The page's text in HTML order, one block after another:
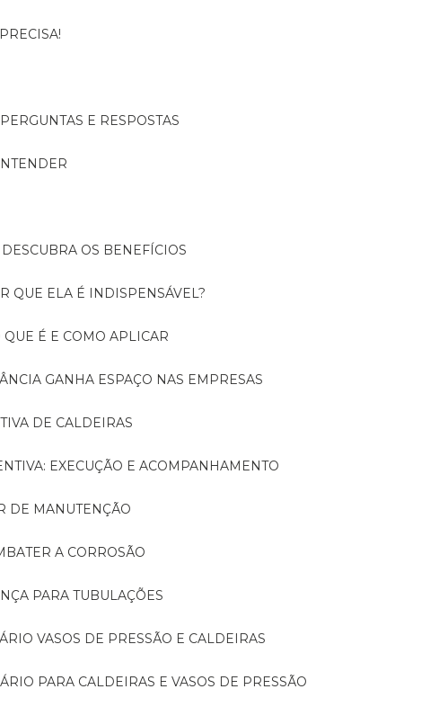
E RESPOSTAS
OS BENEFÍCIOS
QUE ELA É INDISPENSÁVEL?
QUE É E COMO APLICAR
GANHA ESPAÇO NAS EMPRESAS
DE CALDEIRAS
EXECUÇÃO E ACOMPANHAMENTO
DE MANUTENÇÃO
A CORROSÃO
PARA TUBULAÇÕES
VASOS DE PRESSÃO E CALDEIRAS
PARA CALDEIRAS E VASOS DE PRESSÃO